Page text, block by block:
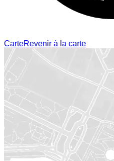
CarteRevenir à la carte